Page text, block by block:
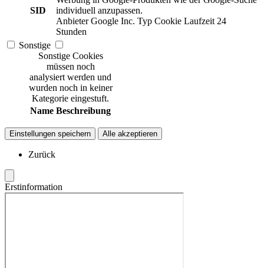
SID
individuell anzupassen.
Anbieter Google Inc. Typ Cookie Laufzeit 24
Stunden
Sonstige
Sonstige Cookies
müssen noch
analysiert werden und
wurden noch in keiner
Kategorie eingestuft.
Name Beschreibung
Einstellungen speichern Alle akzeptieren
Zurück
Erstinformation